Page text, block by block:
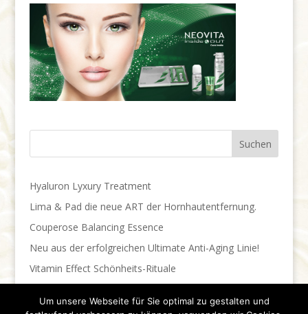
Hyaluron Lyxury Treatment
Lima & Pad die neue ART der Hornhautentfernung.
Couperose Balancing Essence
Neu aus der erfolgreichen Ultimate Anti-Aging Linie!
Vitamin Effect Schönheits-Rituale
Um unsere Webseite für Sie optimal zu gestalten und